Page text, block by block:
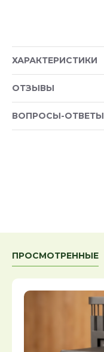
ХАРАКТЕРИСТИКИ
ОТЗЫВЫ
ВОПРОСЫ-ОТВЕТЫ
ПРОСМОТРЕННЫЕ